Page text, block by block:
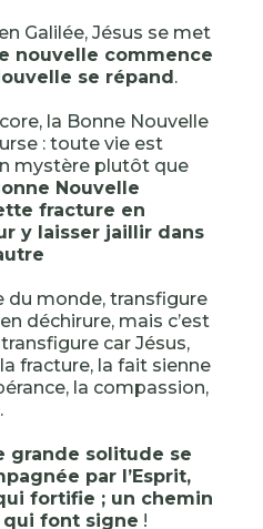
Galilée, Jésus se met
nouvelle commence
se répand.
la Bonne Nouvelle
: toute vie est
mystère plutôt que
Nouvelle
fracture en
y laisser jaillir dans
du monde, transfigure
déchirure, mais c’est
car Jésus,
fracture, la fait sienne
la compassion,
grande solitude se
par l’Esprit,
fortifie ; un chemin
qui font signe !